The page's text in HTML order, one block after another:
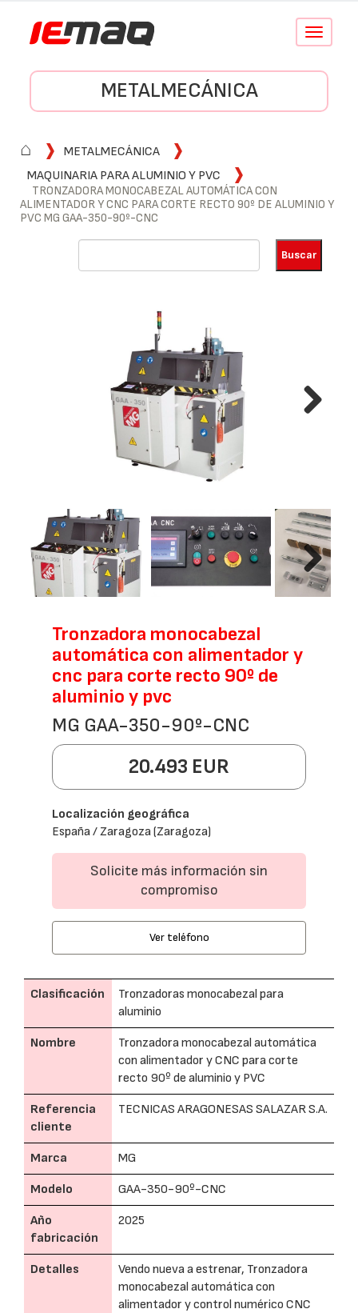
Conmutar
METALMECÁNICA
⌂
METALMECÁNICA
MAQUINARIA PARA ALUMINIO Y PVC
TRONZADORA MONOCABEZAL AUTOMÁTICA CON
ALIMENTADOR Y CNC PARA CORTE RECTO 90º DE ALUMINIO Y
PVC MG GAA-350-90º-CNC
Next
Tronzadora monocabezal
automática con alimentador y
cnc para corte recto 90º de
aluminio y pvc
MG GAA-350-90º-CNC
20.493 EUR
Localización geográfica
España / Zaragoza (Zaragoza)
Solicite más información sin
compromiso
Ver teléfono
Clasificación
Tronzadoras monocabezal para
aluminio
Nombre
Tronzadora monocabezal automática
con alimentador y CNC para corte
recto 90º de aluminio y PVC
Referencia
cliente
TECNICAS ARAGONESAS SALAZAR S.A.
Marca MG
Modelo GAA-350-90º-CNC
Año
fabricación
2025
Detalles
Vendo nueva a estrenar, Tronzadora
monocabezal automática con
alimentador y control numérico CNC